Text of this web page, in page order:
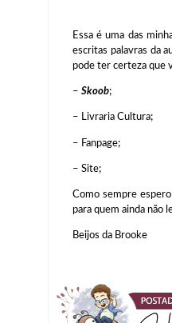
Essa é uma das
escritas palavras da
pode ter certeza que
– Skoob;
– Livraria Cultura;
– Fanpage;
– Site;
Como sempre
para quem ainda não
Beijos da Brooke